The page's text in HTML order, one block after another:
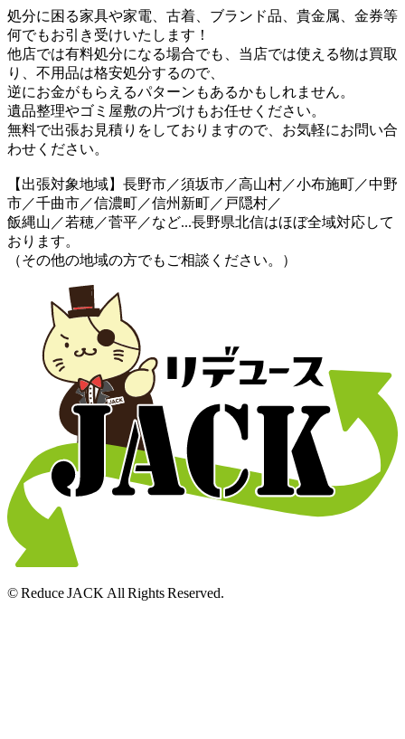
処分に困る家具や家電、古着、ブランド品、貴金属、金券等
何でもお引き受けいたします！
他店では有料処分になる場合でも、当店では使える物は買取
り、不用品は格安処分するので、
逆にお金がもらえるパターンもあるかもしれません。
遺品整理やゴミ屋敷の片づけもお任せください。
無料で出張お見積りをしておりますので、お気軽にお問い合
わせください。
【出張対象地域】長野市／須坂市／高山村／小布施町／中野
市／千曲市／信濃町／信州新町／戸隠村／
飯縄山／若穂／菅平／など...長野県北信はほぼ全域対応して
おります。
（その他の地域の方でもご相談ください。）
© Reduce JACK All Rights Reserved.